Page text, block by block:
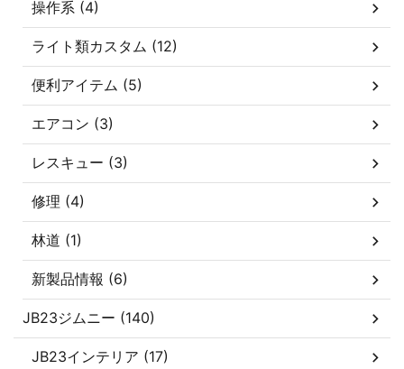
操作系 (4)
ライト類カスタム (12)
便利アイテム (5)
エアコン (3)
レスキュー (3)
修理 (4)
林道 (1)
新製品情報 (6)
JB23ジムニー (140)
JB23インテリア (17)